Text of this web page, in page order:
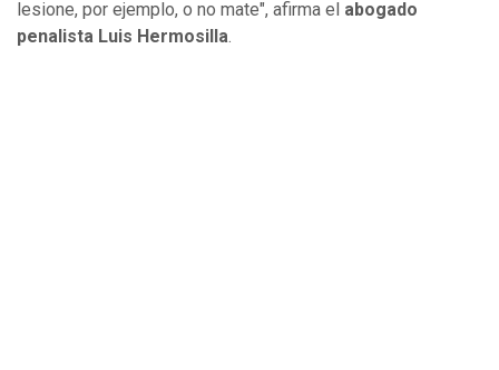
lesione, por ejemplo, o no mate", afirma el abogado
penalista Luis Hermosilla.